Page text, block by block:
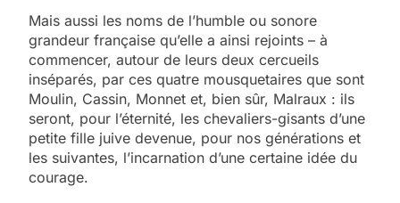
Mais aussi les noms de l’humble ou sonore
grandeur française qu’elle a ainsi rejoints – à
commencer, autour de leurs deux cercueils
inséparés, par ces quatre mousquetaires que sont
Moulin, Cassin, Monnet et, bien sûr, Malraux : ils
seront, pour l’éternité, les chevaliers-gisants d’une
petite fille juive devenue, pour nos générations et
les suivantes, l’incarnation d’une certaine idée du
courage.